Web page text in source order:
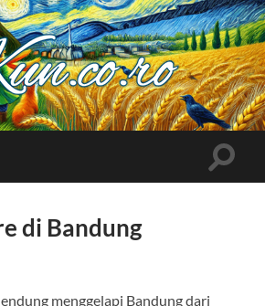
Kuncoro++
Toggle
di Bandung
menggelapi Bandung dari